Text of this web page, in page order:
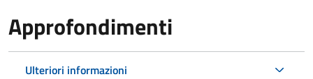
Approfondimenti
Ulteriori informazioni